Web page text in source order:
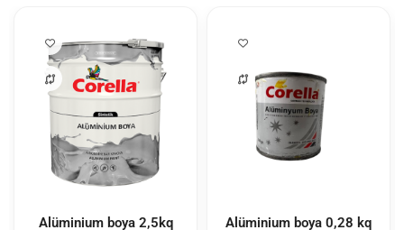
Alüminium boya 2,5kq
Alüminium boya 0,28 kq